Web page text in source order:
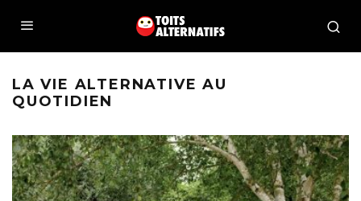
LA VIE ALTERNATIVE AU
QUOTIDIEN